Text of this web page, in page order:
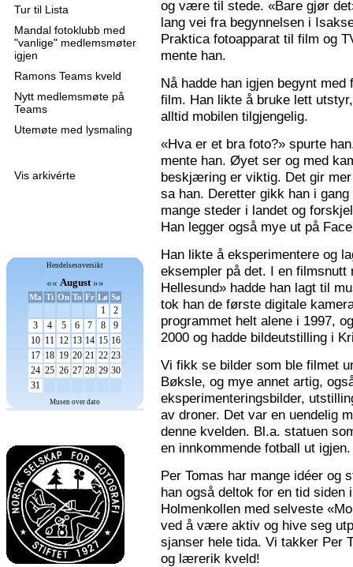
Tur til Lista
Mandal fotoklubb med
"vanlige" medlemsmøter
igjen
Ramons Teams kveld
Nytt medlemsmøte på
Teams
Utemøte med lysmaling
Vis arkivérte
Hendelsesoversikt
«« August»»
Ma Ti On To Fr Lø Sø
1
2
3
4 5 6 7 8
9
10 11 12 13 14 15 16
17 18 19 20 21 22 23
24 25 26 27 28 29 30
31
Musen over dato
og være til stede. «Bare gjør
lang vei fra begynnelsen i
Praktica fotoapparat til film og
mente han.
Nå hadde han igjen begynt
film. Han likte å bruke lett
alltid mobilen tilgjengelig.
«Hva er et bra foto?» spurte
mente han. Øyet ser og med
beskjæring er viktig. Det gir
sa han. Deretter gikk han i
mange steder i landet og
Han legger også mye ut på
Han likte å eksperimentere og
eksempler på det. I en filmsnutt
Hellesund» hadde han lagt til
tok han de første digitale
programmet helt alene i 1997,
2000 og hadde bildeutstilling i
Vi fikk se bilder som ble filmet
Bøksle, og mye annet artig,
eksperimenteringsbilder,
av droner. Det var en uendelig
denne kvelden. Bl.a. statuen
en innkommende fotball ut igjen.
Per Tomas har mange idéer og
han også deltok for en tid siden
Holmenkollen med selveste
ved å være aktiv og hive seg
sjanser hele tida. Vi takker Per
og lærerik kveld!